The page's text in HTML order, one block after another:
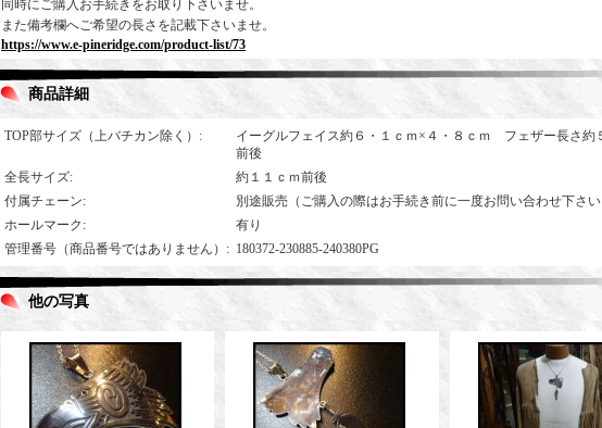
同時にご購入お手続きをお取り下さいませ。
また備考欄へご希望の長さを記載下さいませ。
https://www.e-pineridge.com/product-list/73
商品詳細
TOP部サイズ（上バチカン除く） :
イーグルフェイス約６・１ｃｍ×４・８ｃｍ フェザー長さ約
前後
全長サイズ:
約１１ｃｍ前後
付属チェーン:
別途販売（ご購入の際はお手続き前に一度お問い合わせ下さい
ホールマーク :
有り
管理番号（商品番号ではありません） : 180372-230885-240380PG
他の写真